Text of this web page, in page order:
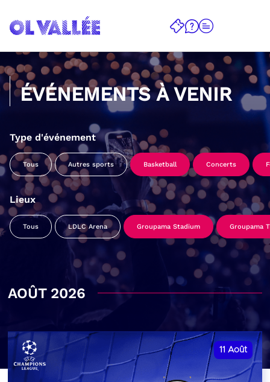
ÉVÉNEMENTS À VENIR
Type d'événement
Tous Autres sports Basketball Concerts
Lieux
Tous LDLC Arena Groupama Stadium Groupama
AOÛT 2026
11 Août